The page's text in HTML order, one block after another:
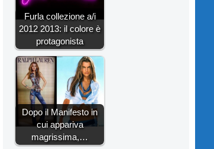
Furla collezione a/i
2012 2013: il colore è
protagonista
Dopo il Manifesto in
cui appariva
magrissima,…